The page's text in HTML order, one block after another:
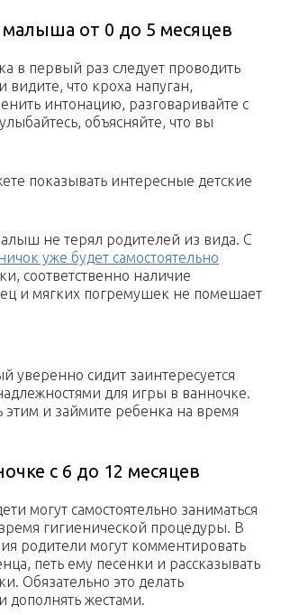
малыша от 0 до 5 месяцев
в первый раз следует проводить
видите, что кроха напуган,
интонацию, разговаривайте с
объясняйте, что вы
показывать интересные детские
не терял родителей из вида. С
уже будет самостоятельно
соответственно наличие
и мягких погремушек не помешает
уверенно сидит заинтересуется
для игры в ванночке.
этим и займите ребенка на время
с 6 до 12 месяцев
могут самостоятельно заниматься
гигиенической процедуры. В
родители могут комментировать
петь ему песенки и рассказывать
Обязательно это делать
дополнять жестами.